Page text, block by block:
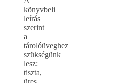
könyvbeli
leírás
szerint
a
tárolóüveghez
szükségünk
lesz:
tiszta,